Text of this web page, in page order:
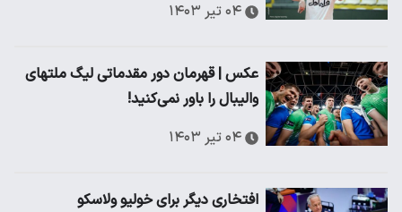
۰۴ تیر ۱۴۰۳
عکس | قهرمان دور مقدماتی لیگ ملتهای
والیبال را باور نمی‌کنید!
۰۴ تیر ۱۴۰۳
افتخاری دیگر برای خولیو ولاسکو